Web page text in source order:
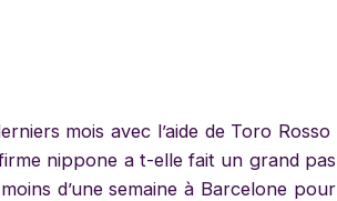
mois avec l’aide de Toro Rosso
nippone a t-elle fait un grand pas
d’une semaine à Barcelone pour